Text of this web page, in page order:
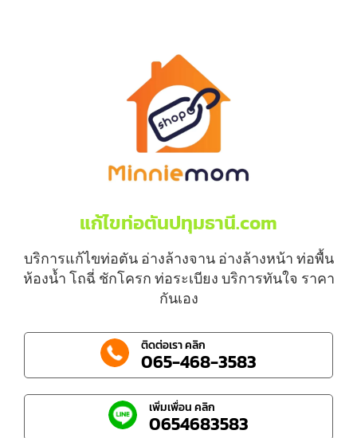
แก้ไขท่อตันปทุมธานี.com
บริการแก้ไขท่อตัน อ่างล้างจาน อ่างล้างหน้า ท่อพื้น
ห้องน้ำ โถฉี่ ชักโครก ท่อระเบียง บริการทันใจ ราคา
กันเอง
ติดต่อเรา คลิก
065-468-3583
เพิ่มเพื่อน คลิก
0654683583